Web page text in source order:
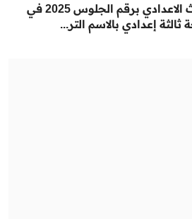
رابط نتيجة الصف الثالث الاعدادي برقم الجلوس 2025 في
إعدادي بالاسم التر...